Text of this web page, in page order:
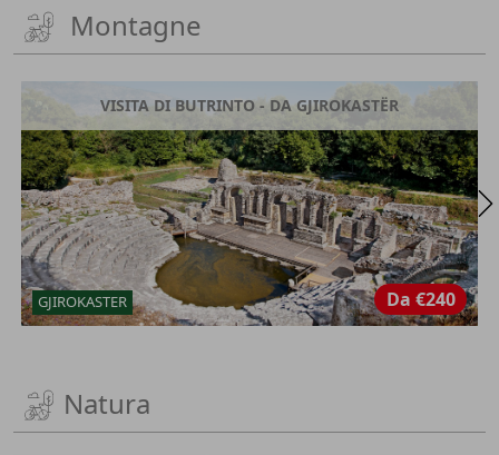
Montagne
VISITA DI BUTRINTO - DA GJIROKASTËR
GJIROKASTER Da €240
Natura